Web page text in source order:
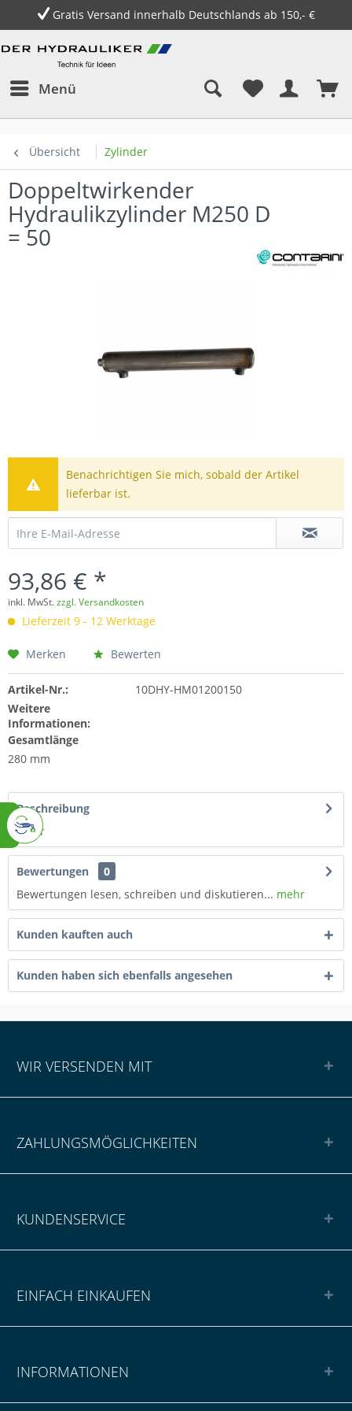
Gratis Versand innerhalb Deutschlands ab 150,- €
Menü
Übersicht Zylinder
Doppeltwirkender
Hydraulikzylinder M250 D
= 50
Benachrichtigen Sie mich, sobald der Artikel
lieferbar ist.
93,86 € *
inkl. MwSt.zzgl. Versandkosten
Lieferzeit 9 - 12 Werktage
Merken Bewerten
Artikel-Nr.:
10DHY-HM01200150
Weitere
Informationen:
Gesamtlänge
280 mm
Beschreibung
mehr
Bewertungen
0
Bewertungen lesen, schreiben und diskutieren... mehr
Kunden kauften auch
Kunden haben sich ebenfalls angesehen
WIR VERSENDEN MIT
ZAHLUNGSMÖGLICHKEITEN
KUNDENSERVICE
EINFACH EINKAUFEN
INFORMATIONEN